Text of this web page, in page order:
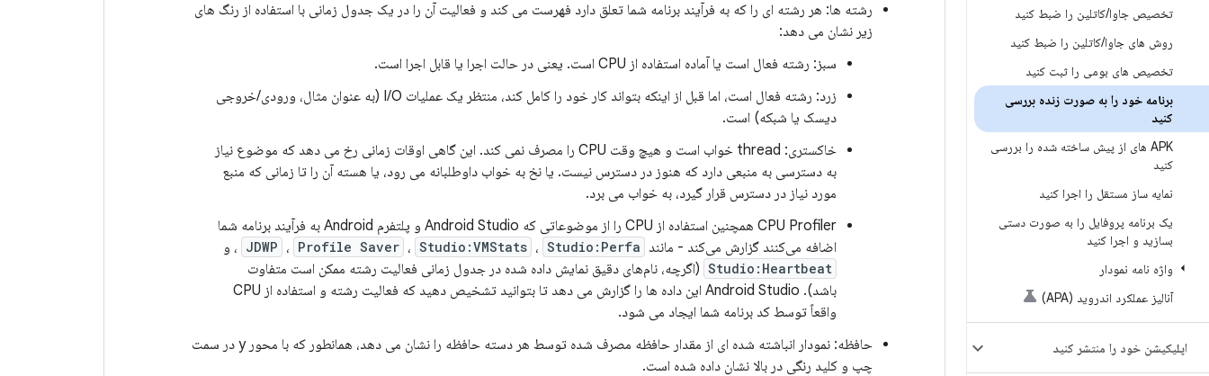
تخصیص جاوا/کاتلین را ضبط کنید
روش های جاوا/کاتلین را ضبط کنید
تخصیص های بومی را ثبت کنید
برنامه خود را به صورت زنده بررسی
کنید
APK های از پیش ساخته شده را بررسی
کنید
نمایه ساز مستقل را اجرا کنید
یک برنامه پروفایل را به صورت دستی
بسازید و اجرا کنید
واژه نامه نمودار
آنالیز عملکرد اندروید (APA)
اپلیکیشن خود را منتشر کنید
رشته ها: هر رشته ای را که به فرآیند برنامه شما تعلق دارد فهرست می کند و فعالیت آن را در یک جدول زمانی با استفاده از رنگ های
زیر نشان می دهد:
سبز: رشته فعال است یا آماده استفاده از CPU است. یعنی در حالت اجرا یا قابل اجرا است.
زرد: رشته فعال است، اما قبل از اینکه بتواند کار خود را کامل کند، منتظر یک عملیات I/O (به عنوان مثال، ورودی/خروجی
دیسک یا شبکه) است.
خاکستری: thread خواب است و هیچ وقت CPU را مصرف نمی کند. این گاهی اوقات زمانی رخ می دهد که موضوع نیاز
به دسترسی به منبعی دارد که هنوز در دسترس نیست. یا نخ به خواب داوطلبانه می رود، یا هسته آن را تا زمانی که منبع
مورد نیاز در دسترس قرار گیرد، به خواب می برد.
CPU Profiler همچنین استفاده از CPU را از موضوعاتی که Android Studio و پلتفرم Android به فرآیند برنامه شما
اضافه می‌کنند گزارش می‌کند - مانند
JDWP ، Profile Saver ، Studio:VMStats ، Studio:Perfa ، و
Studio:Heartbeat (اگرچه، نام‌های دقیق نمایش داده شده در جدول زمانی فعالیت رشته ممکن است متفاوت
باشد). Android Studio این داده ها را گزارش می دهد تا بتوانید تشخیص دهید که فعالیت رشته و استفاده از CPU
واقعاً توسط کد برنامه شما ایجاد می شود.
حافظه: نمودار انباشته شده ای از مقدار حافظه مصرف شده توسط هر دسته حافظه را نشان می دهد، همانطور که با محور y در سمت
چپ و کلید رنگی در بالا نشان داده شده است.